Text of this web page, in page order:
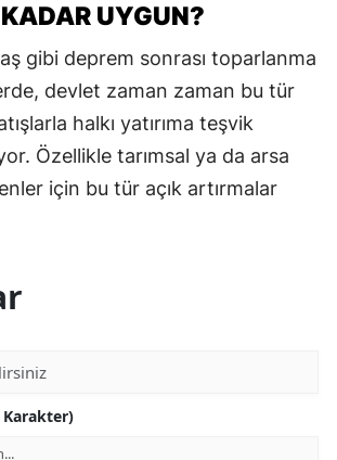
UYGUN?
gibi deprem sonrası toparlanma
devlet zaman zaman bu tür
halkı yatırıma teşvik
Özellikle tarımsal ya da arsa
için bu tür açık artırmalar
Karakter)